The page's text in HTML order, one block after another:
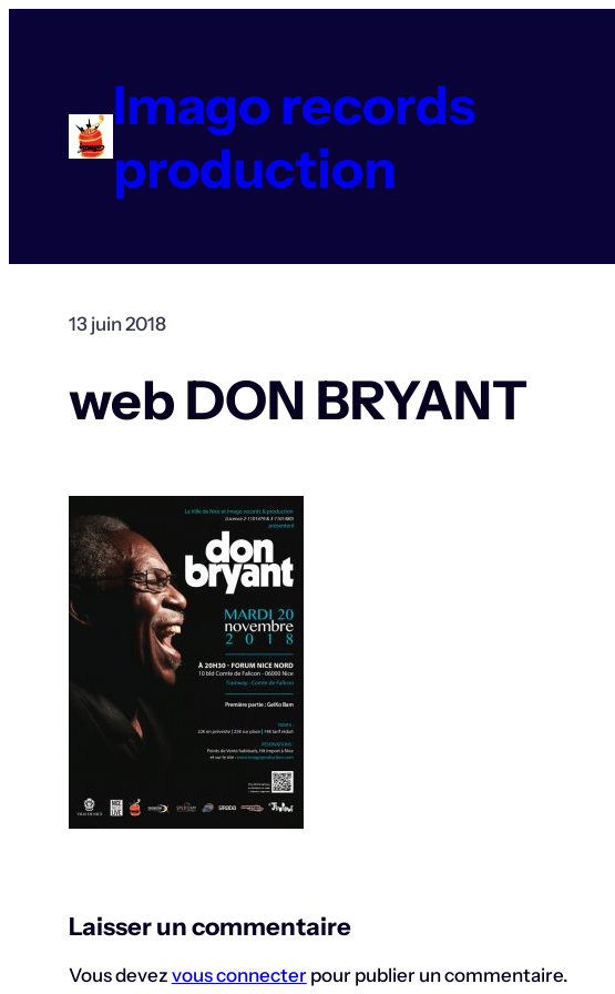
Imago records
production
13 juin 2018
web DON BRYANT
Laisser un commentaire
Vous devez vous connecterpour publier un commentaire.